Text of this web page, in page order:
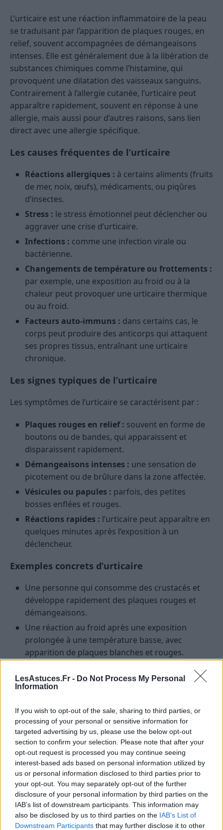
LesAstuces.Fr - Do Not Process My Personal
Information
If you wish to opt-out of the sale, sharing to third parties, or
processing of your personal or sensitive information for
targeted advertising by us, please use the below opt-out
section to confirm your selection. Please note that after your
opt-out request is processed you may continue seeing
interest-based ads based on personal information utilized by
us or personal information disclosed to third parties prior to
your opt-out. You may separately opt-out of the further
disclosure of your personal information by third parties on the
IAB’s list of downstream participants. This information may
also be disclosed by us to third parties on the IAB’s List of
Downstream Participants that may further disclose it to other
L’urticaire est une réaction inflammatoire de la peau
se traduisant par l’apparition de plaques rouges, en
relief, souvent accompagnées de démangeaisons
intenses. Elle est généralement due à la libération de
substances chimiques comme l’histamine, qui
provoquent une dilatation des vaisseaux sanguins.
Contrairement à l’allergie cutanée, l’urticaire peut
apparaître rapidement, souvent en réponse à une
allergie, mais aussi pour d’autres raisons, sans lien
direct avec une allergie spécifique.
Les causes fréquentes de l’urticaire
Réactions allergiques : à certains aliments (fruits
de mer, noix, œufs), médicaments, ou piqûres
d’insectes.
Stress : le stress émotionnel peut déclencher ou
aggraver une crise d’urticaire.
Infections : comme une infection virale ou
bactérienne.
Changements de température ou frottements :
par exemple, une exposition au froid ou à la
chaleur peut provoquer une urticaire thermique
ou au froid.
Facteurs auto-immuns : dans certains cas, le
corps peut produire des anticorps qui attaquent
ses propres tissus, entraînant une urticaire
chronique.
Les signes typiques de l’urticaire
Les symptômes de l’urticaire se caractérisent par :
Plaques rouges en relief : souvent en forme de
boutons ou de bandes, qui apparaissent et
disparaissent rapidement.
Démangeaisons intenses : une sensation de
picotement ou de brûlure dans la zone affectée.
Vésicules ou papules : parfois, des petites
bosses enflées et rouges.
Réactions rapides : l’urticaire peut apparaître en
quelques minutes après l’exposition à un
déclencheur.
Exemples concrets d’urticaire
Une personne qui consomme des crustacés et
développe rapidement des plaques rouges et
démangeaisons.
Une réaction au froid après une exposition
prolongée à une température basse, avec
apparition de plaques blanches et rouges.
Une crise d’urticaire déclenchée par un stress
intense ou une infection virale.
allergie cutanée et urticaire
Causes et mécanismes
La principale différence réside dans leur origine :
l’allergie cutanée est une réaction spécifique à un
allergène précis, impliquant une réponse immunitaire
exagérée. L’urticaire, quant à elle, peut être liée à une
réaction allergique, mais aussi à des facteurs non
allergiques, comme le stress ou une infection.